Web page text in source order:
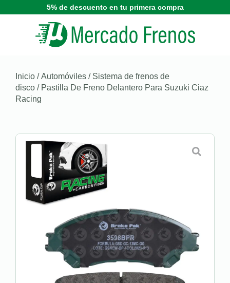
5% de descuento en tu primera compra
Inicio /Automóviles / Sistema de frenos de
disco / Pastilla De Freno Delantero Para Suzuki Ciaz
Racing